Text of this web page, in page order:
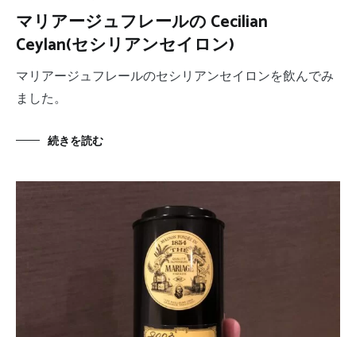
マリアージュフレールの Cecilian
Ceylan(セシリアンセイロン)
マリアージュフレールのセシリアンセイロンを飲んでみ
ました。
続きを読む